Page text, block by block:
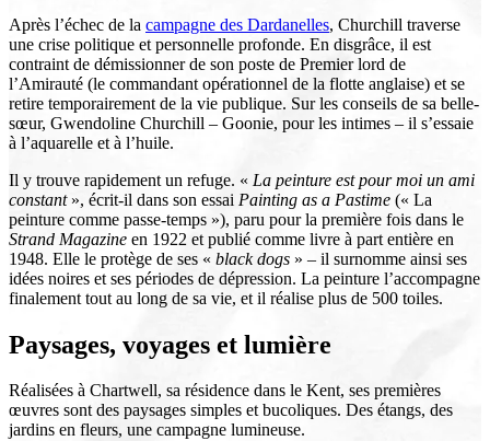
Après l’échec de la campagne des Dardanelles, Churchill traverse
une crise politique et personnelle profonde. En disgrâce, il est
contraint de démissionner de son poste de Premier lord de
l’Amirauté (le commandant opérationnel de la flotte anglaise) et se
retire temporairement de la vie publique. Sur les conseils de sa belle-
sœur, Gwendoline Churchill – Goonie, pour les intimes – il s’essaie
à l’aquarelle et à l’huile.
Il y trouve rapidement un refuge. « La peinture est pour moi un ami
constant», écrit-il dans son essai Painting as a Pastime (« La
peinture comme passe-temps »), paru pour la première fois dans le
Strand Magazine en 1922 et publié comme livre à part entière en
1948. Elle le protège de ses « black dogs » – il surnomme ainsi ses
idées noires et ses périodes de dépression. La peinture l’accompagne
finalement tout au long de sa vie, et il réalise plus de 500 toiles.
Paysages, voyages et lumière
Réalisées à Chartwell, sa résidence dans le Kent, ses premières
œuvres sont des paysages simples et bucoliques. Des étangs, des
jardins en fleurs, une campagne lumineuse.